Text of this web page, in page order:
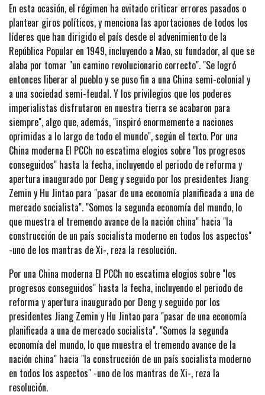
En esta ocasión, el régimen ha evitado criticar errores pasados o
plantear giros políticos, y menciona las aportaciones de todos los
líderes que han dirigido el país desde el advenimiento de la
República Popular en 1949, incluyendo a Mao, su fundador, al que se
alaba por tomar "un camino revolucionario correcto". "Se logró
entonces liberar al pueblo y se puso fin a una China semi-colonial y
a una sociedad semi-feudal. Y los privilegios que los poderes
imperialistas disfrutaron en nuestra tierra se acabaron para
siempre", algo que, además, "inspiró enormemente a naciones
oprimidas a lo largo de todo el mundo", según el texto. Por una
China moderna El PCCh no escatima elogios sobre "los progresos
conseguidos" hasta la fecha, incluyendo el periodo de reforma y
apertura inaugurado por Deng y seguido por los presidentes Jiang
Zemin y Hu Jintao para "pasar de una economía planificada a una de
mercado socialista". "Somos la segunda economía del mundo, lo
que muestra el tremendo avance de la nación china" hacia "la
construcción de un país socialista moderno en todos los aspectos"
-uno de los mantras de Xi-, reza la resolución.
Por una China moderna El PCCh no escatima elogios sobre "los
progresos conseguidos" hasta la fecha, incluyendo el periodo de
reforma y apertura inaugurado por Deng y seguido por los
presidentes Jiang Zemin y Hu Jintao para "pasar de una economía
planificada a una de mercado socialista". "Somos la segunda
economía del mundo, lo que muestra el tremendo avance de la
nación china" hacia "la construcción de un país socialista moderno
en todos los aspectos" -uno de los mantras de Xi-, reza la
resolución.